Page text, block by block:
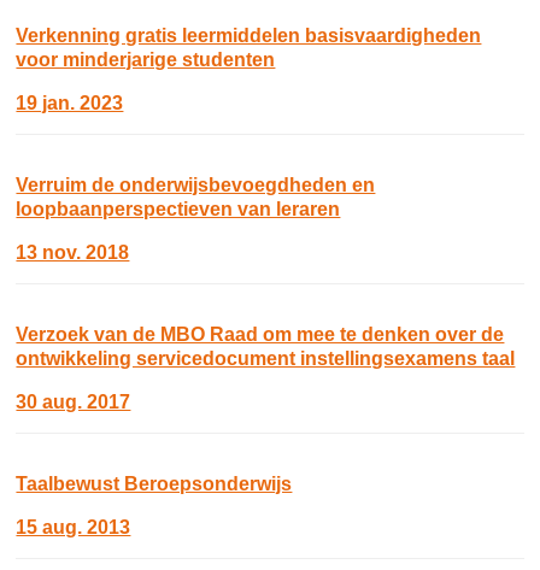
Verkenning gratis leermiddelen basisvaardigheden
voor minderjarige studenten
19 jan. 2023
Verruim de onderwijsbevoegdheden en
loopbaanperspectieven van leraren
13 nov. 2018
Verzoek van de MBO Raad om mee te denken over de
ontwikkeling servicedocument instellingsexamens taal
30 aug. 2017
Taalbewust Beroepsonderwijs
15 aug. 2013